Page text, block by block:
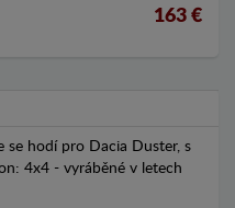
163 €
se hodí pro Dacia Duster, s
4x4 - vyráběné v letech